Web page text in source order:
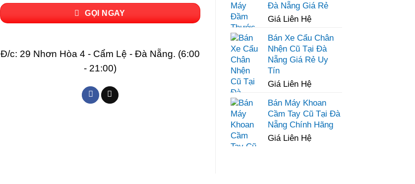
GỌI NGAY
Đ/c: 29 Nhơn Hòa 4 - Cẩm Lệ - Đà Nẵng. (6:00
- 21:00)
Đà Nẵng Giá Rẻ
Giá Liên Hệ
Bán Xe Cẩu Chân
Nhện Cũ Tại Đà
Nẵng Giá Rẻ Uy
Tín
Giá Liên Hệ
Bán Máy Khoan
Cầm Tay Cũ Tại Đà
Nẵng Chính Hãng
Giá Liên Hệ